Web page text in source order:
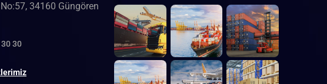
34160 Güngören
30